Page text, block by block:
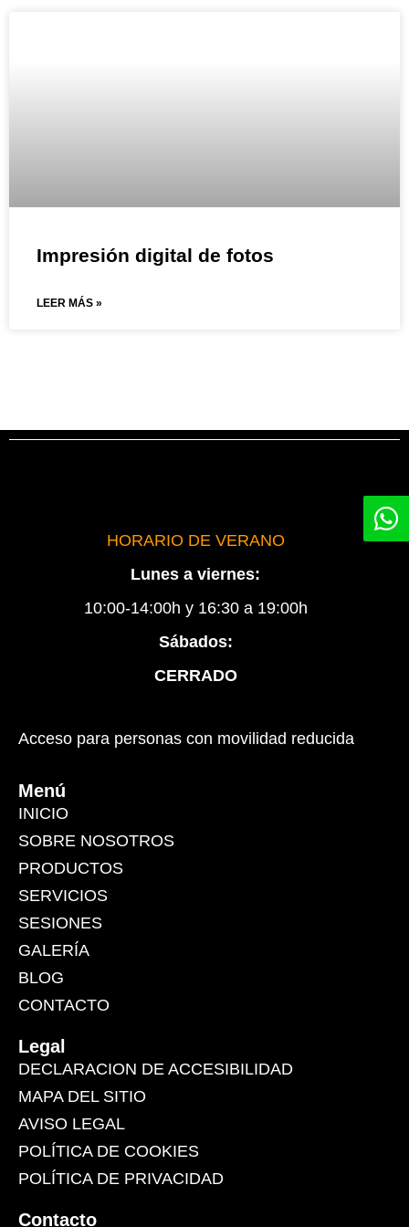
Impresión digital de fotos
LEER MÁS »
HORARIO DE VERANO
Lunes a viernes:
10:00-14:00h y 16:30 a 19:00h
Sábados:
CERRADO
Acceso para personas con movilidad reducida
Menú
INICIO
SOBRE NOSOTROS
PRODUCTOS
SERVICIOS
SESIONES
GALERÍA
BLOG
CONTACTO
Legal
DECLARACION DE ACCESIBILIDAD
MAPA DEL SITIO
AVISO LEGAL
POLÍTICA DE COOKIES
POLÍTICA DE PRIVACIDAD
Contacto